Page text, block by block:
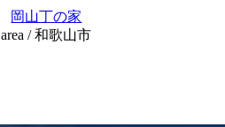
岡山丁の家
area / 和歌山市